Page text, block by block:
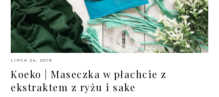
LIPCA 24, 2019
Koeko | Maseczka w płachcie z
ekstraktem z ryżu i sake